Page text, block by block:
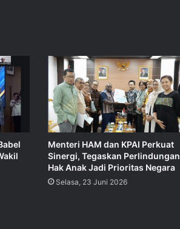
Menteri HAM dan KPAI Perkuat
Sinergi, Tegaskan Perlindungan
Hak Anak Jadi Prioritas Negara
Selasa, 23 Juni 2026